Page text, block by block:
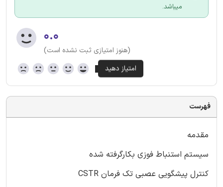
میباشد.
۰.۰
(هنوز امتیازی ثبت نشده است)
فهرست
مقدمه
سیستم استنباط فوزی بکارگرفته شده
کنترل پیشگویی عصبی تک فرمان CSTR